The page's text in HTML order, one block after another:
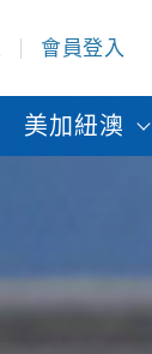
會員登入
美加紐澳